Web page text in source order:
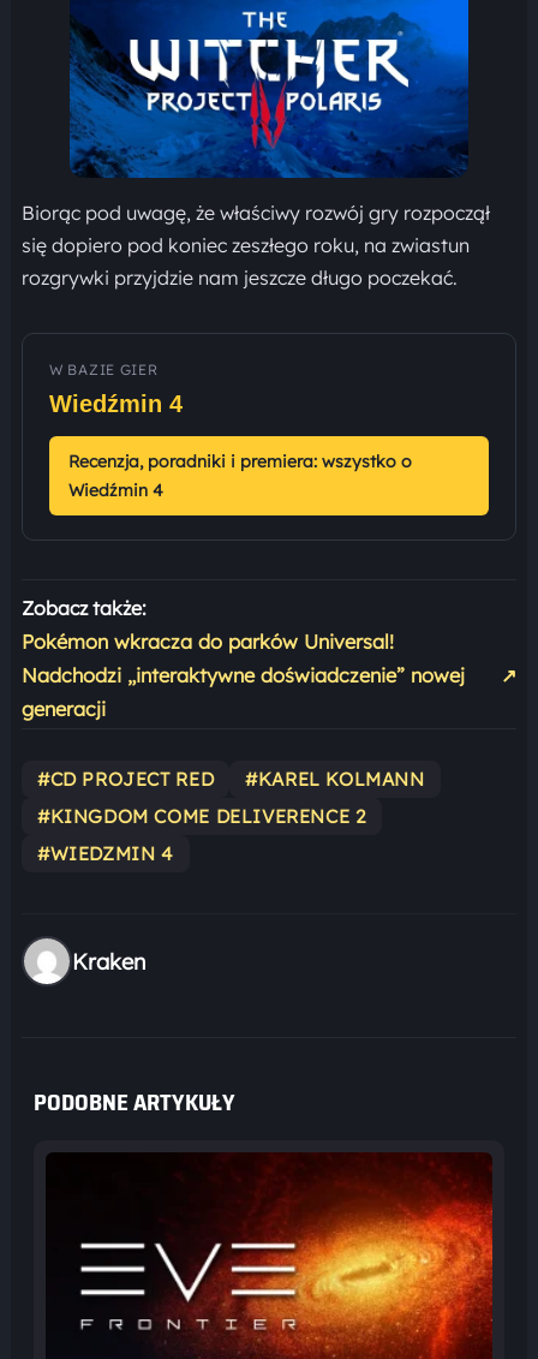
Biorąc pod uwagę, że właściwy rozwój gry rozpoczął
się dopiero pod koniec zeszłego roku, na zwiastun
rozgrywki przyjdzie nam jeszcze długo poczekać.
W BAZIE GIER
Wiedźmin 4
Recenzja, poradniki i premiera: wszystko o
Wiedźmin 4
Zobacz także:
Pokémon wkracza do parków Universal!
Nadchodzi „interaktywne doświadczenie” nowej
generacji
↗
#CD PROJECT RED
#KAREL KOLMANN
#KINGDOM COME DELIVERENCE 2
#WIEDZMIN 4
Kraken
PODOBNE ARTYKUŁY